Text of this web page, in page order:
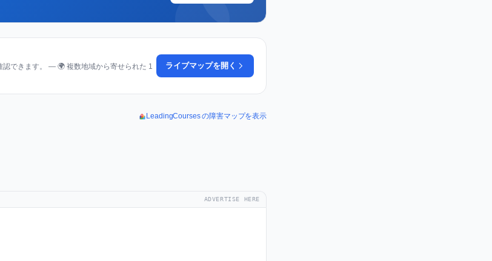
できます。 — 🌍 複数地域から寄せられた 1
ライブマップを開く
LeadingCourses の障害マップを表示
ADVERTISE HERE